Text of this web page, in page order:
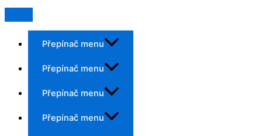
Přepínač menu
Přepínač menu
Přepínač menu
Přepínač menu